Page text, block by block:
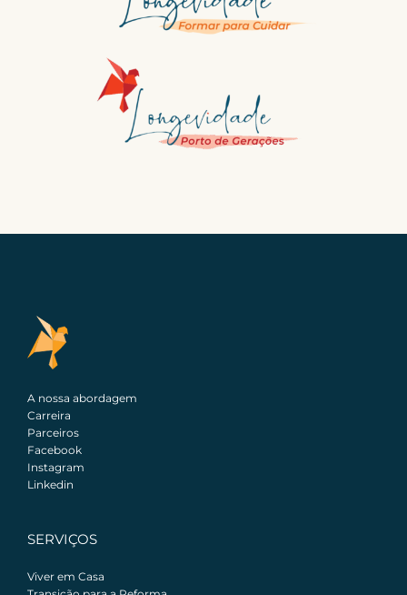
A nossa abordagem
Carreira
Parceiros
Facebook
Instagram
Linkedin
SERVIÇOS
Viver em Casa